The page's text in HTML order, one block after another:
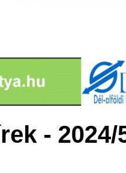
- 2024/